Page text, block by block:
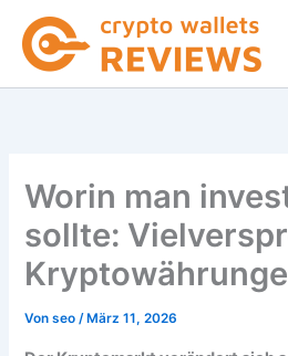
Inhalt
springen
Worin man
sollte:
Vonseo/ März 11, 2026